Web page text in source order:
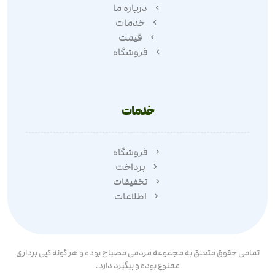
درباره ما
خدمات
قیمت
فروشگاه
خدمات
فروشگاه
پرداخت
تخفیفات
اطلاعات
تمامی حقوق متعلق به مجموعه مردمی مصباح بوده و هر گونه کپی برداری
ممنوع بوده و پیگیرد دارد.